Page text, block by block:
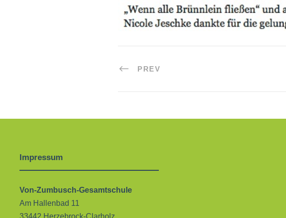
PREV
Impressum
Von-Zumbusch-Gesamtschule
Am Hallenbad 11